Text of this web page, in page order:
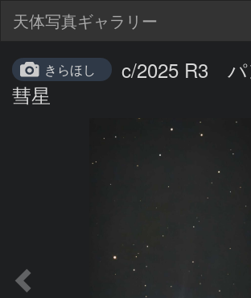
天体写真ギャラリー
きらほし
c/2025 R3 パ
彗星